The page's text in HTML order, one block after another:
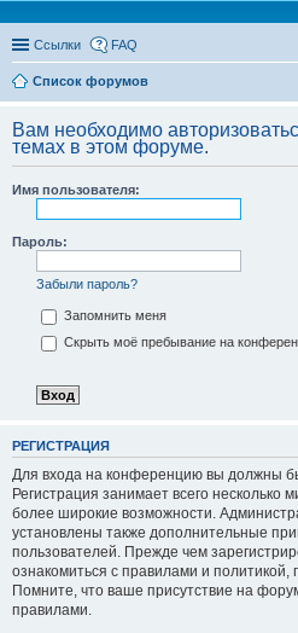
Ссылки FAQ
Список форумов
Вам необходимо
темах в этом форуме.
Имя пользователя:
Пароль:
Забыли пароль?
Запомнить меня
Скрыть моё пребывание на
РЕГИСТРАЦИЯ
Для входа на конференцию вы должны
Регистрация занимает всего несколько
более широкие возможности.
установлены также дополнительные
пользователей. Прежде чем
ознакомиться с правилами и
Помните, что ваше присутствие на
правилами.